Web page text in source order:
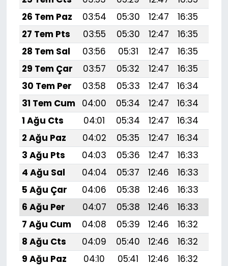
26 Tem Paz
03:54 05:30 12:47 16:35
27 Tem Pts
03:55 05:30 12:47 16:35
28 Tem Sal
03:56 05:31 12:47 16:35
29 Tem Çar
03:57 05:32 12:47 16:35
30 Tem Per
03:58 05:33 12:47 16:34
31 Tem Cum
04:00 05:34 12:47 16:34
1 Ağu Cts
04:01 05:34 12:47 16:34
2 Ağu Paz
04:02 05:35 12:47 16:34
3 Ağu Pts
04:03 05:36 12:47 16:33
4 Ağu Sal
04:04 05:37 12:46 16:33
5 Ağu Çar
04:06 05:38 12:46 16:33
6 Ağu Per
04:07 05:38 12:46 16:33
7 Ağu Cum
04:08 05:39 12:46 16:32
8 Ağu Cts
04:09 05:40 12:46 16:32
9 Ağu Paz
04:10 05:41 12:46 16:32